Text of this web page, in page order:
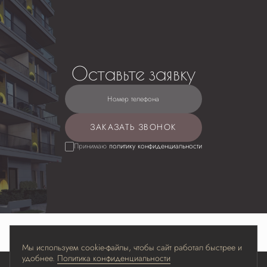
Оставьте заявку
Номер телефона
ЗАКАЗАТЬ ЗВОНОК
Принимаю политику конфиденциальности
Мы используем cookie-файлы, чтобы сайт работал быстрее и
удобнее. Политика конфиденциальности